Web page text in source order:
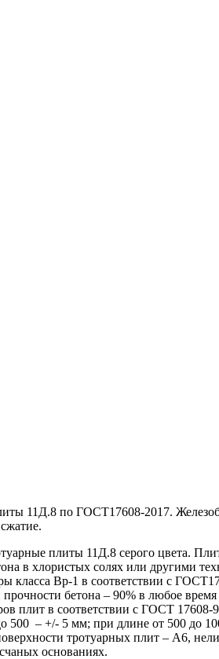
11Д.8 по ГОСТ17608-2017.
плиты 11Д.8 серого цвета.
в хлористых солях или другими
Вр-1 в соответствии с
бетона – 90% в любое
плит в соответствии с ГОСТ
– +/- 5 мм; при длине от 500 до
тротуарных плит – А6,
основаниях.